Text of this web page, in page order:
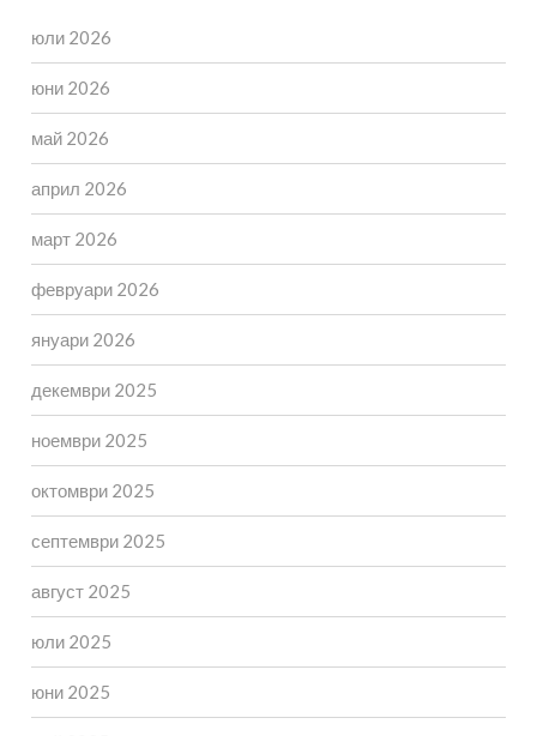
юли 2026
юни 2026
май 2026
април 2026
март 2026
февруари 2026
януари 2026
декември 2025
ноември 2025
октомври 2025
септември 2025
август 2025
юли 2025
юни 2025